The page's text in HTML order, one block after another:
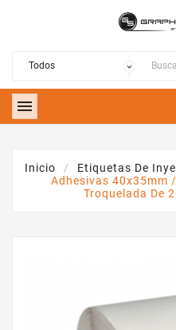

Inicio Etiquetas De
Adhesivas 40x35mm
Troquelada De